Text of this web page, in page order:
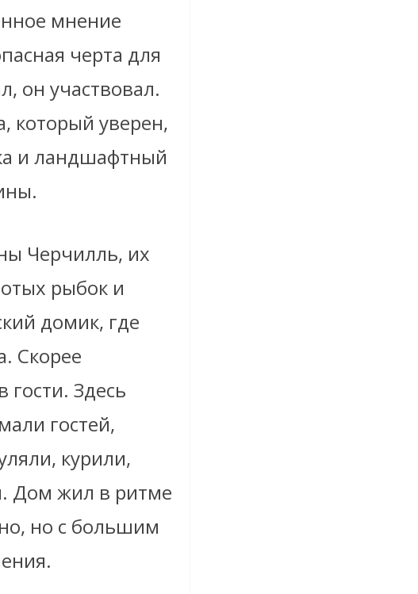
мнение
черта для
он участвовал.
который уверен,
и ландшафтный
Черчилль, их
рыбок и
домик, где
Скорее
Здесь
гостей,
курили,
Дом жил в ритме
но с большим